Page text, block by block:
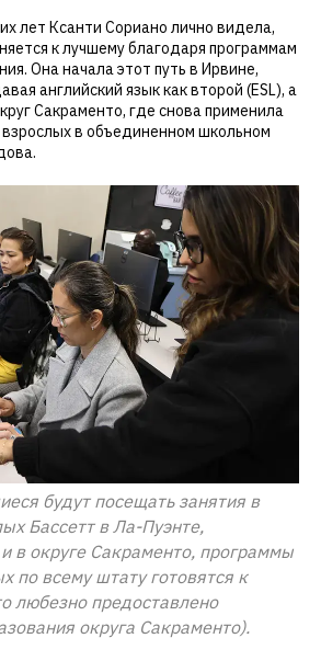
лет Ксанти Сориано лично видела,
к лучшему благодаря программам
Она начала этот путь в Ирвине,
английский язык как второй (ESL), а
Сакраменто, где снова применила
взрослых в объединенном школьном
будут посещать занятия в
Бассетт в Ла-Пуэнте,
в округе Сакраменто, программы
по всему штату готовятся к
любезно предоставлено
округа Сакраменто).